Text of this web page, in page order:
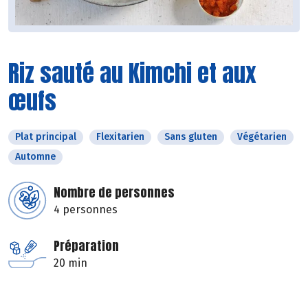
Riz sauté au Kimchi et aux
œufs
Plat principal Flexitarien Sans gluten
Végétarien
Automne
Nombre de personnes
4 personnes
Préparation
20 min